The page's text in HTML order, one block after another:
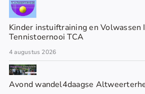
Kinder instuiftraining en Volwassen
Tennistoernooi TCA
4 augustus 2026
Avond wandel4daagse